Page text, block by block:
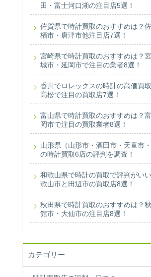
田・富士河口湖の注目店5選！
佐賀県で時計買取のおすすめは？
栖市・唐津市他注目店7選！
宮崎県で時計買取のおすすめは？
城市・延岡市で注目の業者8選！
香川でロレックスの時計の高価買
高松で注目の買取店7選！
富山県で時計買取のおすすめは？
岡市で注目の買取業者8選！
山形県（山形市・酒田市・天童市・
の時計買取6店の評判を調査！
和歌山県で時計の買取で評判がい
歌山市と田辺市の買取店8選！
秋田県で時計買取のおすすめは？
館市・大仙市の注目店8選！
カテゴリー